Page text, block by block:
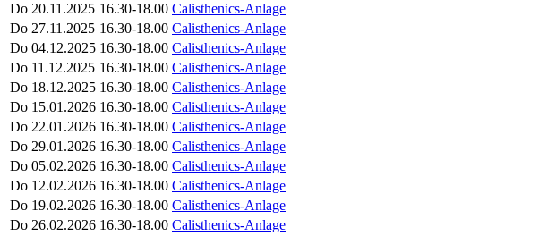
Do 20.11.2025 16.30-18.00 Calisthenics-Anlage
Do 27.11.2025 16.30-18.00 Calisthenics-Anlage
Do 04.12.2025 16.30-18.00 Calisthenics-Anlage
Do 11.12.2025 16.30-18.00 Calisthenics-Anlage
Do 18.12.2025 16.30-18.00 Calisthenics-Anlage
Do 15.01.2026 16.30-18.00 Calisthenics-Anlage
Do 22.01.2026 16.30-18.00 Calisthenics-Anlage
Do 29.01.2026 16.30-18.00 Calisthenics-Anlage
Do 05.02.2026 16.30-18.00 Calisthenics-Anlage
Do 12.02.2026 16.30-18.00 Calisthenics-Anlage
Do 19.02.2026 16.30-18.00 Calisthenics-Anlage
Do 26.02.2026 16.30-18.00 Calisthenics-Anlage